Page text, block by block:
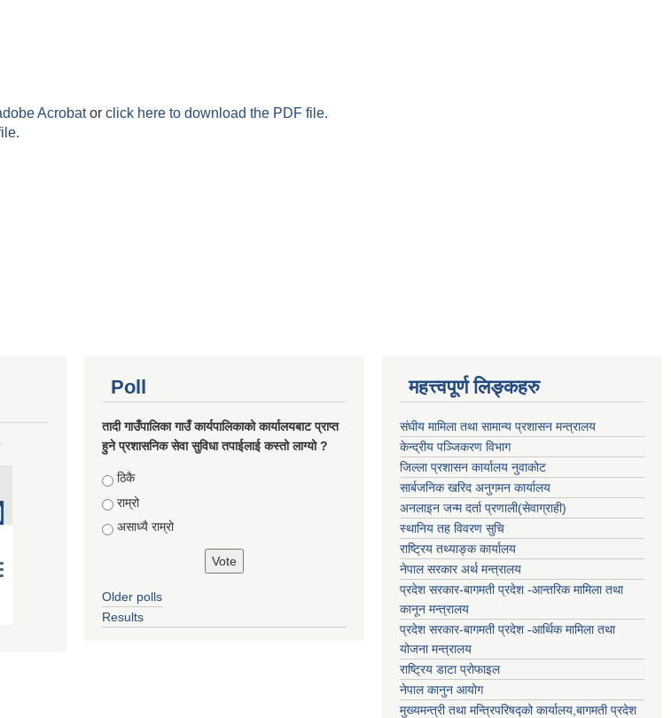
Acrobator click here to download the PDF file.
Poll
तादी गाउँपालिका गाउँ कार्यपालिकाको कार्यालयबाट प्राप्त
हुने प्रशासनिक सेवा सुविधा तपाईलाई कस्तो लाग्यो ?
Choices
ठिकै
राम्रो
असाध्यै राम्रो
Older polls
Results
महत्त्वपूर्ण लिङ्कहरु
संघीय मामिला तथा सामान्य प्रशासन मन्त्रालय
केन्द्रीय पञ्जिकरण विभाग
जिल्ला प्रशासन कार्यालय नुवाकोट
सार्बजनिक खरिद अनुगमन कार्यालय
अनलाइन जन्म दर्ता प्रणाली(सेवाग्राही)
स्थानिय तह विवरण सुचि
राष्ट्रिय तथ्याङ्क कार्यालय
नेपाल सरकार अर्थ मन्त्रालय
प्रदेश सरकार-बागमती प्रदेश -आन्तरिक मामिला तथा
कानून मन्त्रालय
प्रदेश सरकार-बागमती प्रदेश -आर्थिक मामिला तथा
योजना मन्त्रालय
राष्ट्रिय डाटा प्रोफाइल
नेपाल कानुन आयोग
मुख्यमन्त्री तथा मन्त्रिपरिषद्को कार्यालय,बागमती प्रदेश